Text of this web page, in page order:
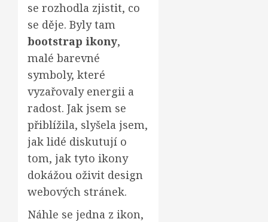
se rozhodla zjistit, co
se děje. Byly tam
bootstrap ikony,
malé barevné
symboly, které
vyzařovaly energii a
radost. Jak jsem se
přiblížila, slyšela jsem,
jak lidé diskutují o
tom, jak tyto ikony
dokážou oživit design
webových stránek.
Náhle se jedna z ikon,